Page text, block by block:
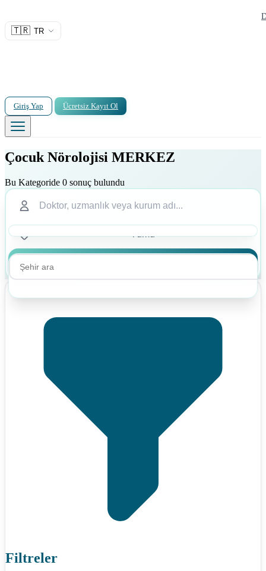
🇹🇷 TR
Giriş Yap Ücretsiz Kayıt Ol
Çocuk Nörolojisi MERKEZ
Bu Kategoride 0 sonuç bulundu
Filtreler